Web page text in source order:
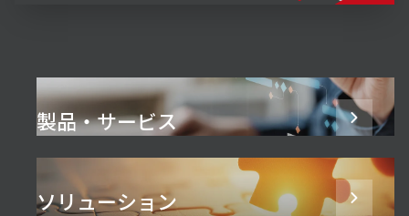
製品・サービス
ソリューション